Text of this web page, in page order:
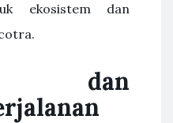
ekosistem dan
dan